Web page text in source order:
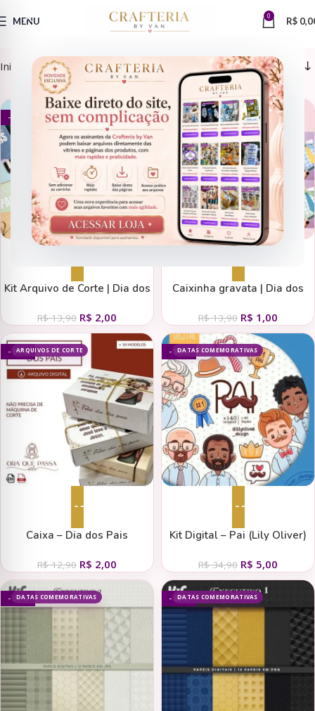
MENU 0 R$
Início Datas Comemorativas > Dia dos Pais
ARQUIVOS DE CORTE
- 86%
Kit Arquivo de Corte | Dia dos
R$13,90 R$ 2,00
ARQUIVOS DE CORTE
- 93%
Caixinha gravata | Dia dos
R$13,90 R$ 1,00
ARQUIVOS DE CORTE
- 84%
Adicionar ao carrinho
Caixa – Dia dos Pais
R$12,90 R$ 2,00
DATAS COMEMORATIVAS
- 86%
Adicionar ao carrinho
Kit Digital – Pai (Lily Oliver)
R$34,90 R$ 5,00
DATAS COMEMORATIVAS
- 88% DATAS COMEMORATIVAS
- 88%